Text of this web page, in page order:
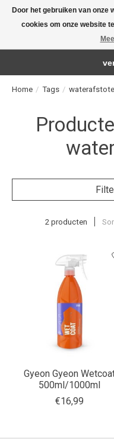
For the real detailing products!
Home / Tags /
2 producten
Gyeon Gyeon
500ml/1000ml
€16,99
Door het gebruiken van onze
cookies om onze website
← Keer terug naar de
Eventueel geplaatste